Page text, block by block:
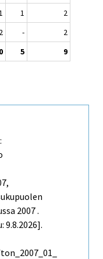
1
2
2 -
2
5 9
2007 .